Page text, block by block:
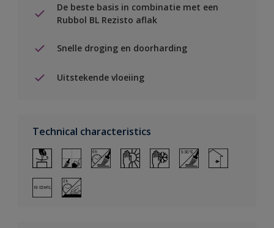
De beste basis in combinatie met een
Rubbol BL Rezisto aflak
Snelle droging en doorharding
Uitstekende vloeiing
Technical characteristics